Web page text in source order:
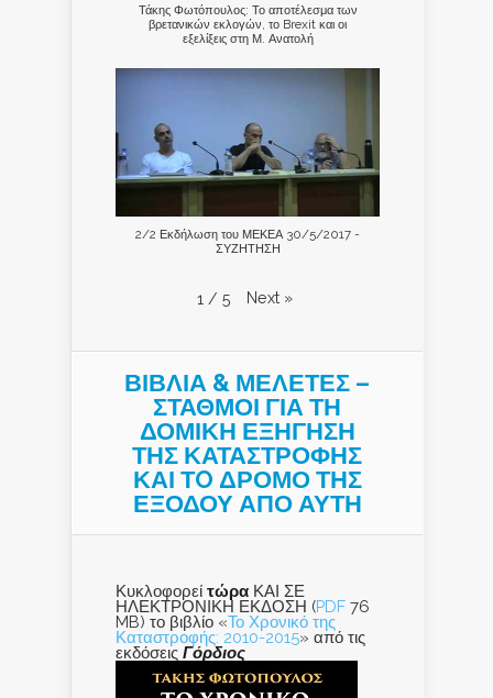
Τάκης Φωτόπουλος: Το αποτέλεσμα των
βρετανικών εκλογών, το Brexit και οι
εξελίξεις στη Μ. Ανατολή
2/2 Εκδήλωση του ΜΕΚΕΑ 30/5/2017 -
ΣΥΖΗΤΗΣΗ
1 / 5 Next »
ΒΙΒΛΙΑ & ΜΕΛΕΤΕΣ –
ΣΤΑΘΜΟΙ ΓΙΑ ΤΗ
ΔΟΜΙΚΗ ΕΞΗΓΗΣΗ
ΤΗΣ ΚΑΤΑΣΤΡΟΦΗΣ
ΚΑΙ ΤO ΔΡΟΜΟ ΤΗΣ
ΕΞΟΔΟΥ ΑΠΟ ΑΥΤΗ
Κυκλοφορεί τώρα ΚΑΙ ΣΕ
ΗΛΕΚΤΡΟΝΙΚΗ ΕΚΔΟΣΗ (PDF 76
MB) το βιβλίο «Το Χρονικό της
Καταστροφής: 2010-2015» από τις
εκδόσεις Γόρδιος